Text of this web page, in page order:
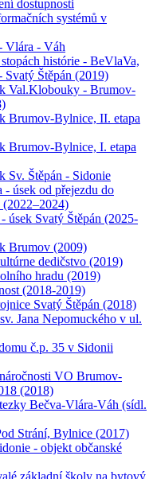
dostupnosti
systémů v
Vlára - Váh
histórie - BeVlaVa,
Svatý Štěpán (2019)
Val.Klobouky - Brumov-
Brumov-Bylnice, II. etapa
Brumov-Bylnice, I. etapa
Sv. Štěpán - Sidonie
- úsek od přejezdu do
(2022–2024)
úsek Svatý Štěpán (2025-
Brumov (2009)
dedičstvo (2019)
hradu (2019)
(2018-2019)
Svatý Štěpán (2018)
Jana Nepomuckého v ul.
č.p. 35 v Sidonii
VO Brumov-
(2018)
Bečva-Vlára-Váh (sídl.
Strání, Bylnice (2017)
- objekt občanské
základní školy na bytový